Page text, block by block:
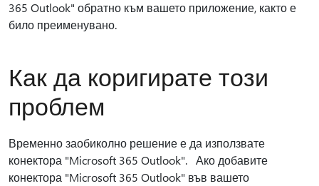
365 Outlook" обратно към вашето приложение, както е
било преименувано.
Как да коригирате този
проблем
Временно заобиколно решение е да използвате
конектора "Microsoft 365 Outlook". Ако добавите
конектора "Microsoft 365 Outlook" във вашето